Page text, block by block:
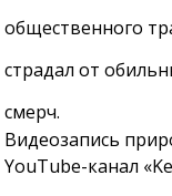
общественного
страдал от
смерч.
Видеозапись
YouTube-канал